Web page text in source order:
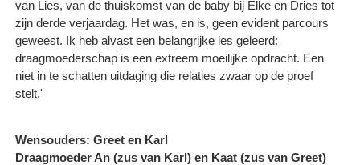
van Lies, van de thuiskomst van de baby bij Elke en Dries tot
zijn derde verjaardag. Het was, en is, geen evident parcours
geweest. Ik heb alvast een belangrijke les geleerd:
draagmoederschap is een extreem moeilijke opdracht. Een
niet in te schatten uitdaging die relaties zwaar op de proef
stelt.'
Wensouders: Greet en Karl
Draagmoeder An (zus van Karl) en Kaat (zus van Greet)